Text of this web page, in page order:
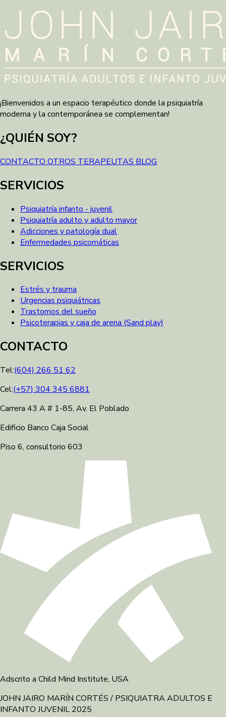
¡Bienvenidos a un espacio terapéutico donde la psiquiatría
moderna y la contemporánea se complementan!
¿QUIÉN SOY?
CONTACTO OTROS TERAPEUTAS BLOG
SERVICIOS
Psiquiatría infanto - juvenil
Psiquiatría adulto y adulto mayor
Adicciones y patología dual
Enfermedades psicomáticas
SERVICIOS
Estrés y trauma
Urgencias psiquiátricas
Trastornos del sueño
Psicoterapias y caja de arena (Sand play)
CONTACTO
Tel:(604) 266 51 62
Cel:(+57) 304 345 6881
Carrera 43 A # 1-85, Av. El Poblado
Edificio Banco Caja Social
Piso 6, consultorio 603
Adscrito a Child Mind Institute, USA
JOHN JAIRO MARÍN CORTÉS / PSIQUIATRA ADULTOS E
INFANTO JUVENIL 2025